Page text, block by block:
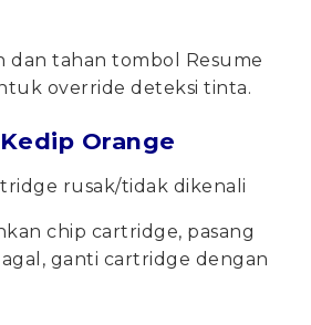
dan tahan tombol Resume
override deteksi tinta.
Orange
rusak/tidak dikenali
chip cartridge, pasang
ganti cartridge dengan